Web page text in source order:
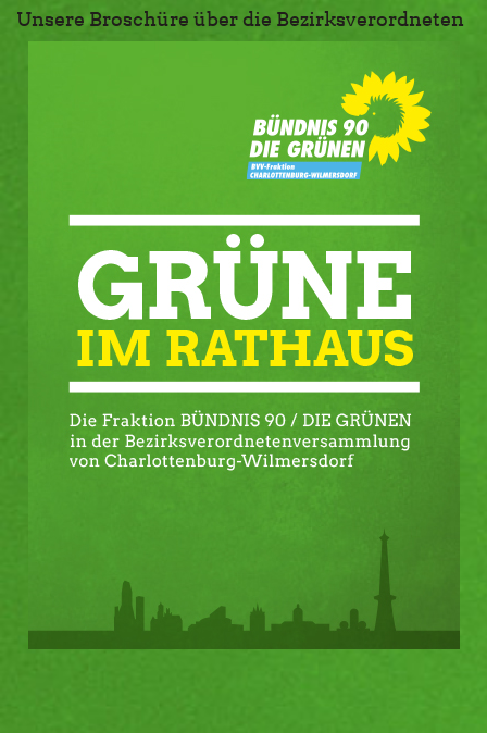
Unsere Broschüre über die Bezirksverordneten